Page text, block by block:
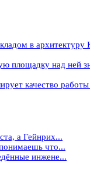
в архитектуру
площадку над ней
качество
а Гейнрих...
что...
инжене...